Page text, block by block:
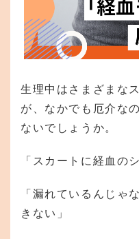
生理中はさまざまな
が、なかでも厄介な
ないでしょうか。
「スカートに経血の
「漏れているんじゃ
きない」